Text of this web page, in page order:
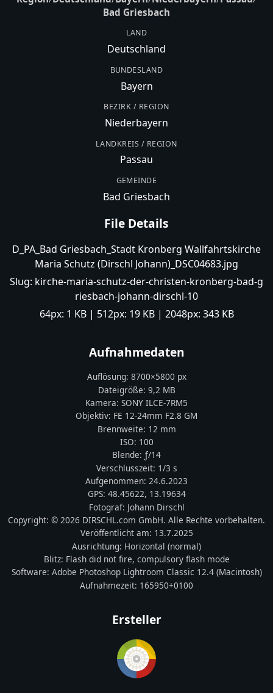
Bad Griesbach
LAND
Deutschland
BUNDESLAND
Bayern
BEZIRK / REGION
Niederbayern
LANDKREIS / REGION
Passau
GEMEINDE
Bad Griesbach
File Details
D_PA_Bad Griesbach_Stadt Kronberg Wallfahrtskirche
Maria Schutz (Dirschl Johann)_DSC04683.jpg
Slug: kirche-maria-schutz-der-christen-kronberg-bad-g
riesbach-johann-dirschl-10
64px: 1 KB| 512px: 19 KB| 2048px: 343 KB
Aufnahmedaten
Auflösung: 8700×5800 px
Dateigröße: 9,2 MB
Kamera: SONY ILCE-7RM5
Objektiv: FE 12-24mm F2.8 GM
Brennweite: 12 mm
ISO: 100
Blende: ƒ/14
Verschlusszeit: 1/3 s
Aufgenommen: 24.6.2023
GPS: 48.45622, 13.19634
Fotograf: Johann Dirschl
Copyright: © 2026 DIRSCHL.com GmbH. Alle Rechte vorbehalten.
Veröffentlicht am: 13.7.2025
Ausrichtung: Horizontal (normal)
Blitz: Flash did not fire, compulsory flash mode
Software: Adobe Photoshop Lightroom Classic 12.4 (Macintosh)
Aufnahmezeit: 165950+0100
Ersteller